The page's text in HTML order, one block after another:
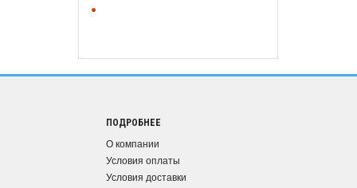
ПОДРОБНЕЕ
О компании
Условия оплаты
Условия доставки